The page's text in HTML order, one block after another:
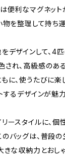
便利なマグネット
物を整理して持ち
デザインして、4
され、高級感のあ
に、使うたびに楽
するデザインが魅力
ースタイルに、個
バッグは、普段
きな収納力とおし